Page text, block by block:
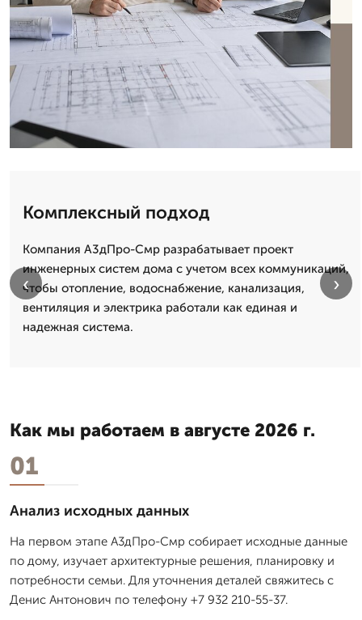
Комплексный подход
Компания А3дПро-Смр разрабатывает проект
инженерных систем дома с учетом всех коммуникаций,
чтобы отопление, водоснабжение, канализация,
вентиляция и электрика работали как единая и
надежная система.
‹ ›
Как мы работаем в августе 2026 г.
01
Анализ исходных данных
На первом этапе А3дПро-Смр собирает исходные данные
по дому, изучает архитектурные решения, планировку и
потребности семьи. Для уточнения деталей свяжитесь с
Денис Антонович по телефону +7 932 210-55-37.